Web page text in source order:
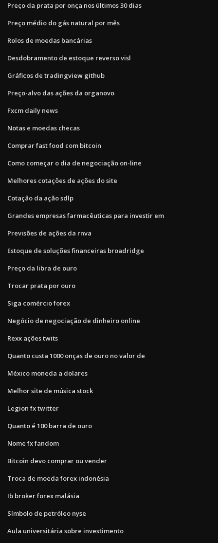
Preço da prata por onça nos últimos 30 dias
Preço médio do gás natural por mês
Rolos de moedas bancárias
Desdobramento de estoque reverso visl
Gráficos de tradingview github
Preço-alvo das ações da organovo
Fxcm daily news
Notas e moedas checas
Comprar fast food com bitcoin
Como começar o dia de negociação on-line
Melhores cotações de ações do site
Cotação da ação sdlp
Grandes empresas farmacêuticas para investir em
Previsões de ações da rnva
Estoque de soluções financeiras broadridge
Preço da libra de ouro
Trocar prata por ouro
Siga comércio forex
Negócio de negociação de dinheiro online
Rexx ações twits
Quanto custa 1000 onças de ouro no valor de
México moneda a dolares
Melhor site de música stock
Legion fx twitter
Quanto é 100 barra de ouro
Nome fx fandom
Bitcoin devo comprar ou vender
Troca de moeda forex indonésia
Ib broker forex malásia
Símbolo de petróleo nyse
Aula universitária sobre investimento